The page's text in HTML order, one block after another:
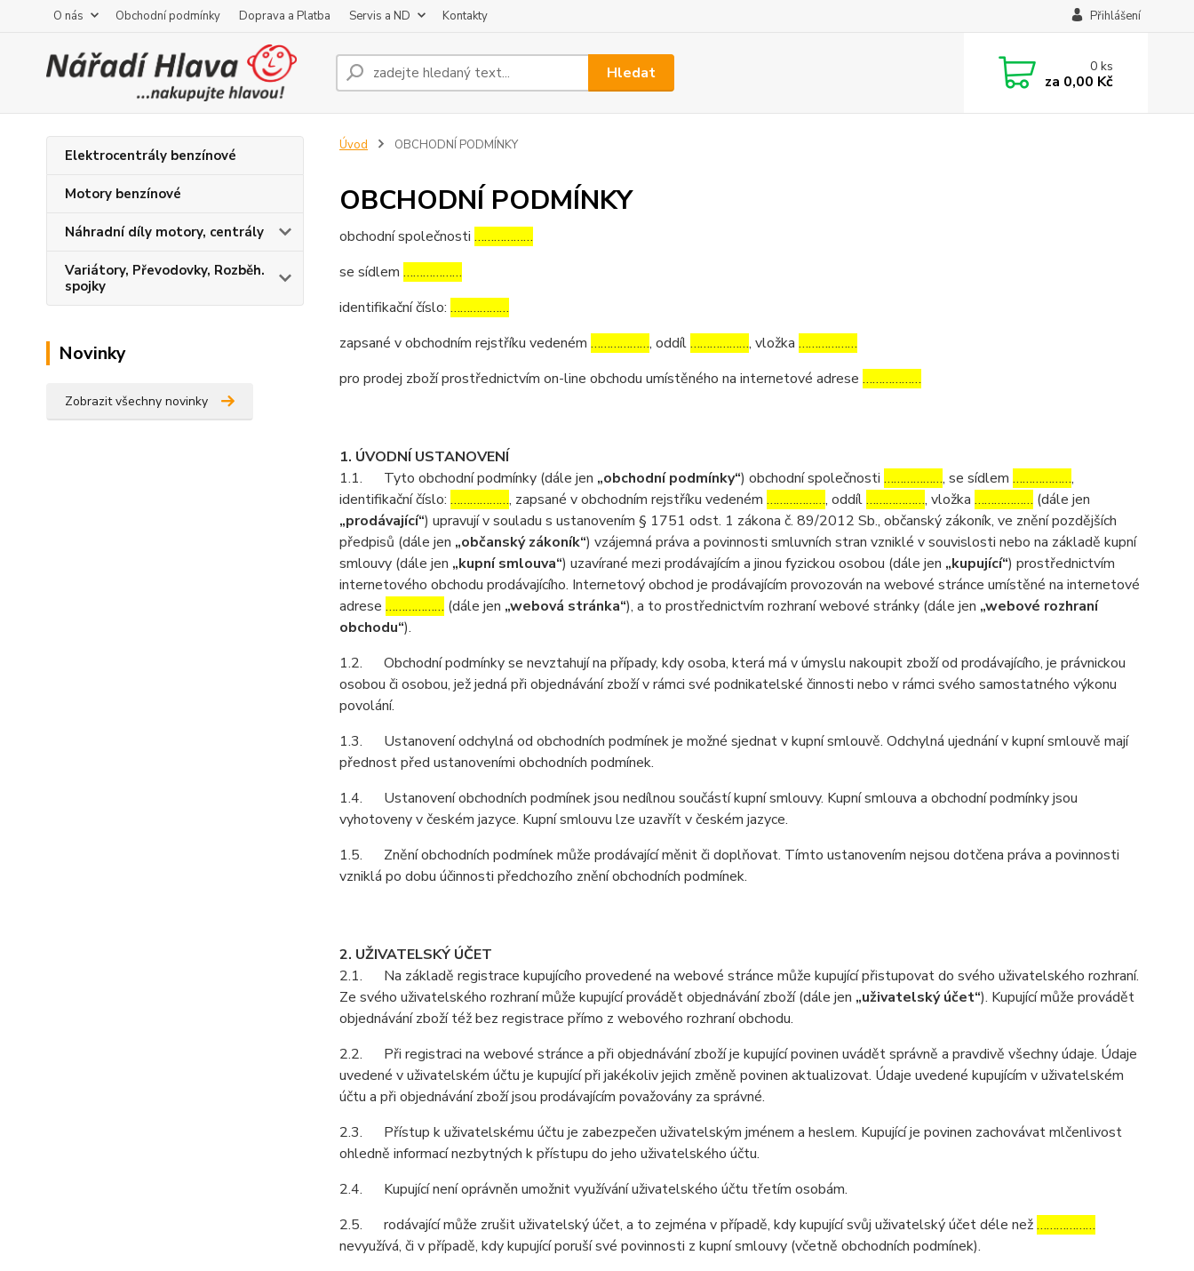
O nás Obchodní podmínky Doprava a Platba Servis a ND Kontakty Přihlášení
Hledat 0ks
za 0,00 Kč
Elektrocentrály benzínové
Motory benzínové
Náhradní díly motory, centrály
Variátory, Převodovky, Rozběh.
spojky
Novinky
Zobrazit všechny novinky
Úvod OBCHODNÍ PODMÍNKY
OBCHODNÍ PODMÍNKY
obchodní společnosti ………………
se sídlem ………………
identifikační číslo: ………………
zapsané v obchodním rejstříku vedeném ………………, oddíl………………, vložka ………………
pro prodej zboží prostřednictvím on-line obchodu umístěného na internetové adrese ………………
1. ÚVODNÍ USTANOVENÍ
1.1. Tyto obchodní podmínky (dále jen „obchodní podmínky“) obchodní společnosti ………………, se sídlem ………………,
identifikační číslo: ………………, zapsané v obchodním rejstříku vedeném ………………, oddíl………………, vložka ……………… (dále jen
„prodávající“) upravují v souladu s ustanovením § 1751 odst. 1 zákona č. 89/2012 Sb., občanský zákoník, ve znění pozdějších
předpisů (dále jen „občanský zákoník“) vzájemná práva a povinnosti smluvních stran vzniklé v souvislosti nebo na základě kupní
smlouvy (dále jen „kupní smlouva“) uzavírané mezi prodávajícím a jinou fyzickou osobou (dále jen „kupující“) prostřednictvím
internetového obchodu prodávajícího. Internetový obchod je prodávajícím provozován na webové stránce umístěné na internetové
adrese ……………… (dále jen „webová stránka“), a to prostřednictvím rozhraní webové stránky (dále jen „webové rozhraní
obchodu“).
1.2. Obchodní podmínky se nevztahují na případy, kdy osoba, která má v úmyslu nakoupit zboží od prodávajícího, je právnickou
osobou či osobou, jež jedná při objednávání zboží v rámci své podnikatelské činnosti nebo v rámci svého samostatného výkonu
povolání.
1.3. Ustanovení odchylná od obchodních podmínek je možné sjednat v kupní smlouvě. Odchylná ujednání v kupní smlouvě mají
přednost před ustanoveními obchodních podmínek.
1.4. Ustanovení obchodních podmínek jsou nedílnou součástí kupní smlouvy. Kupní smlouva a obchodní podmínky jsou
vyhotoveny v českém jazyce. Kupní smlouvu lze uzavřít v českém jazyce.
1.5. Znění obchodních podmínek může prodávající měnit či doplňovat. Tímto ustanovením nejsou dotčena práva a povinnosti
vzniklá po dobu účinnosti předchozího znění obchodních podmínek.
2. UŽIVATELSKÝ ÚČET
2.1. Na základě registrace kupujícího provedené na webové stránce může kupující přistupovat do svého uživatelského rozhraní.
Ze svého uživatelského rozhraní může kupující provádět objednávání zboží (dále jen „uživatelský účet“). Kupující může provádět
objednávání zboží též bez registrace přímo z webového rozhraní obchodu.
2.2. Při registraci na webové stránce a při objednávání zboží je kupující povinen uvádět správně a pravdivě všechny údaje. Údaje
uvedené v uživatelském účtu je kupující při jakékoliv jejich změně povinen aktualizovat. Údaje uvedené kupujícím v uživatelském
účtu a při objednávání zboží jsou prodávajícím považovány za správné.
2.3. Přístup k uživatelskému účtu je zabezpečen uživatelským jménem a heslem. Kupující je povinen zachovávat mlčenlivost
ohledně informací nezbytných k přístupu do jeho uživatelského účtu.
2.4. Kupující není oprávněn umožnit využívání uživatelského účtu třetím osobám.
2.5. rodávající může zrušit uživatelský účet, a to zejména v případě, kdy kupující svůj uživatelský účet déle než………………
nevyužívá, či v případě, kdy kupující poruší své povinnosti z kupní smlouvy (včetně obchodních podmínek).